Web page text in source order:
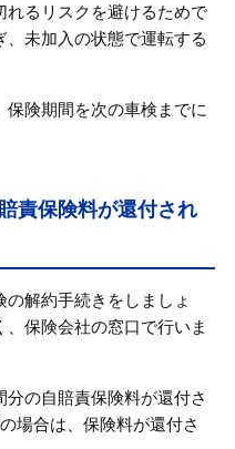
れるリスクを避けるためで
未加入の状態で運転する
険期間を次の車検までに
責保険料が還付され
解約手続きをしましょ
保険会社の窓口で行いま
の自賠責保険料が還付さ
場合は、保険料が還付さ